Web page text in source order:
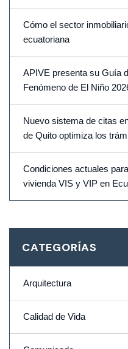
Cómo el sector
ecuatoriana
APIVE presenta su Guía
Fenómeno de El Niño
Nuevo sistema de citas
de Quito optimiza los
Condiciones actuales
vivienda VIS y VIP en
CATEGORÍAS
Arquitectura
Calidad de Vida